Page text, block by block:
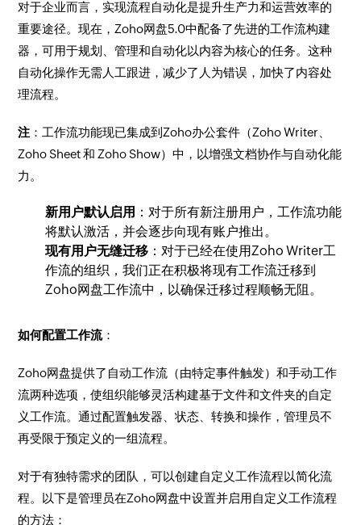
​对于企业而言，实现流程自动化是提升生产力和运营效率的
重要途径。现在，Zoho网盘5.0中配备了先进的工作流构建
器，可用于规划、管理和自动化以内容为核心的任务。这种
自动化操作无需人工跟进，减少了人为错误，加快了内容处
理流程。
​注 ：工作流功能现已集成到Zoho办公套件（Zoho Writer、
Zoho Sheet 和 Zoho Show）中，以增强文档协作与自动化能
力。
​新用户默认启用 ：对于所有新注册用户，工作流功能
将默认激活，并会逐步向现有账户推出。
现有用户无缝迁移 ：对于已经在使用Zoho Writer工
作流的组织，我们正在积极将现有工作流迁移到
Zoho网盘工作流中，以确保迁移过程顺畅无阻。
​如何配置工作流：
​Zoho网盘提供了自动工作流（由特定事件触发）和手动工作
流两种选项，使组织能够灵活构建基于文件和文件夹的自定
义工作流。通过配置触发器、状态、转换和操作，管理员不
再受限于预定义的一组流程。
​对于有独特需求的团队，可以创建自定义工作流程以简化流
程。以下是管理员在Zoho网盘中设置并启用自定义工作流程
的方法：